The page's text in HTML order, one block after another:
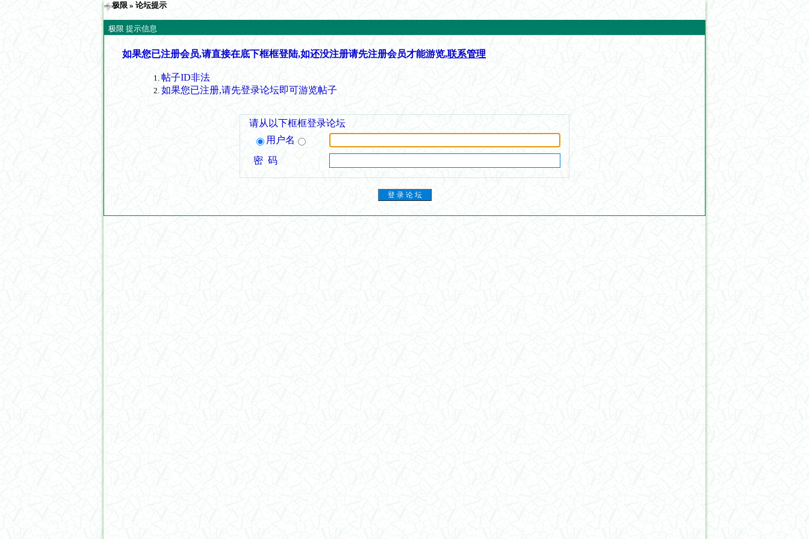
极限 » 论坛提示
极限 提示信息
如果您已注册会员,请直接在底下框框登陆,如还没注册请先注册会员才能游览,联系管理
帖子ID非法
如果您已注册,请先登录论坛即可游览帖子
请从以下框框登录论坛
用户名
密 码